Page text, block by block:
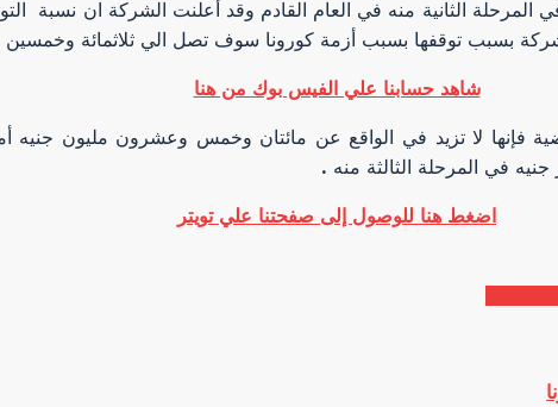
المرحلة الثانية منه في العام القادم وقد أعلنت الشركة ان
بسبب توقفها بسبب أزمة كورونا سوف تصل الي ثلاثمائة
شاهد حسابنا علي الفيس بوك من هنا
فإنها لا تزيد في الواقع عن مائتان وخمس وعشرون مليون جنيه
في المرحلة الثالثة منه .
اضغط هنا للوصول إلى صفحتنا علي تويتر